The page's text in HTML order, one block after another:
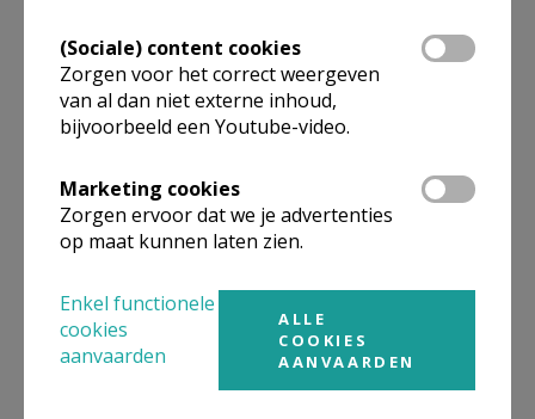
Gepubliceerd door
Heilige Laurentiusparochie Lokeren-Moerbeke
Meer
(Sociale) content cookies
Zorgen voor het correct weergeven
van al dan niet externe inhoud,
bijvoorbeeld een Youtube-video.
Marketing cookies
Zorgen ervoor dat we je advertenties
op maat kunnen laten zien.
Enkel functionele
cookies
aanvaarden
ALLE
COOKIES
AANVAARDEN